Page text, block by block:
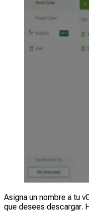
Asigna un nombre a tu
que desees descargar.